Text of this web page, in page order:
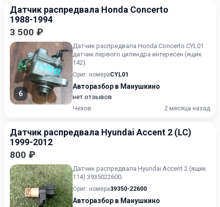
Датчик распредвала Honda Concerto
1988-1994
3 500 ₽
6
Датчик распредвала Honda Concerto CYL01
датчик первого цилиндра интересен (ящик
142).
Ориг. номераCYL01
Авторазбор в Манушкино
нет отзывов
Чехов
2 месяца назад
Датчик распредвала Hyundai Accent 2 (LC)
1999-2012
800 ₽
Датчик распредвала Hyundai Accent 2 (ящик
114) 3935022600.
Ориг. номера39350-22600
Авторазбор в Манушкино